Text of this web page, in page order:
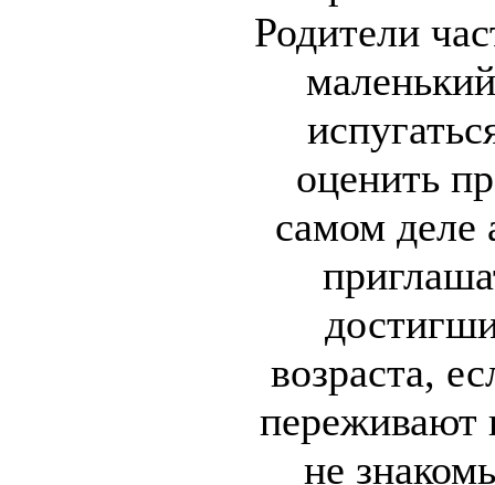
Родители
оценить
самом деле
возраста,
переживают
не